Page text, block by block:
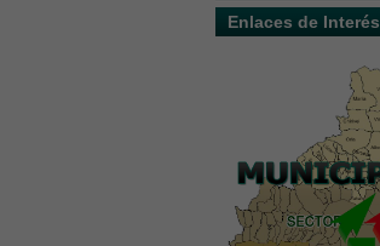
Enlaces de Interés